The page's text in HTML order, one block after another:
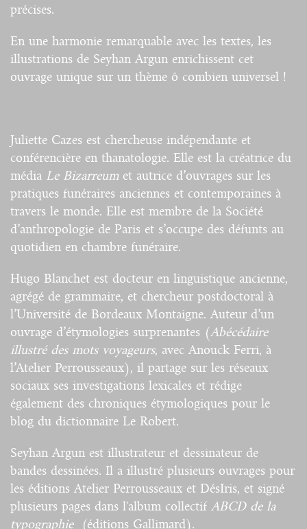
précises.
En une harmonie remarquable avec les textes, les
illustrations de Seyhan Argun enrichissent cet
ouvrage unique sur un thème ô combien universel !
Juliette Cazes est chercheuse indépendante et
conférencière en thanatologie. Elle est la créatrice du
média Le Bizarreum et autrice d’ouvrages sur les
pratiques funéraires anciennes et contemporaines à
travers le monde. Elle est membre de la Société
d’anthropologie de Paris et s’occupe des défunts au
quotidien en chambre funéraire.
Hugo Blanchet est docteur en linguistique ancienne,
agrégé de grammaire, et chercheur postdoctoral à
l’Université de Bordeaux Montaigne. Auteur d’un
ouvrage d’étymologies surprenantes (Abécédaire
illustré des mots voyageurs, avec Anouck Ferri, à
l’Atelier Perrousseaux), il partage sur les réseaux
sociaux ses investigations lexicales et rédige
également des chroniques étymologiques pour le
blog du dictionnaire Le Robert.
Seyhan Argun est illustrateur et dessinateur de
bandes dessinées. Il a illustré plusieurs ouvrages pour
les éditions Atelier Perrousseaux et DésIris, et signé
plusieurs pages dans l'album collectif ABCD de la
typographie(éditions Gallimard).